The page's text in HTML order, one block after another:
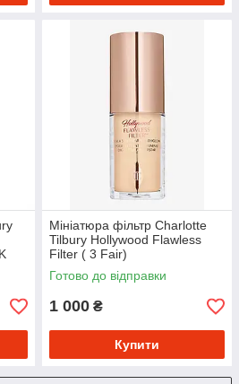
Мініатюра фільтр Charlotte
Tilbury Hollywood Flawless
Filter ( 3 Fair)
Готово до відправки
1 000 ₴
Купити